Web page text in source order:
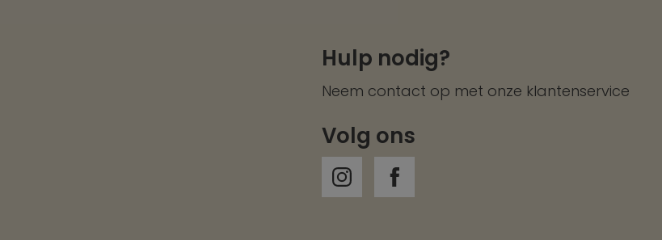
Hulp nodig?
Neem contact op met onze klantenservice
Volg ons